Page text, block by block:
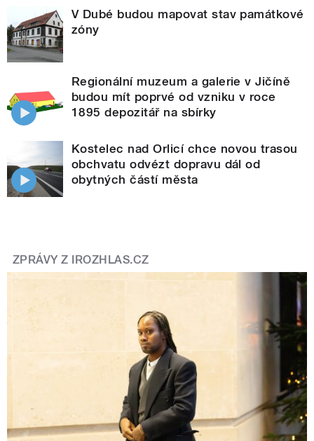
V Dubé budou mapovat stav památkové
zóny
Regionální muzeum a galerie v Jičíně
budou mít poprvé od vzniku v roce
1895 depozitář na sbírky
Kostelec nad Orlicí chce novou trasou
obchvatu odvézt dopravu dál od
obytných částí města
ZPRÁVY Z IROZHLAS.CZ